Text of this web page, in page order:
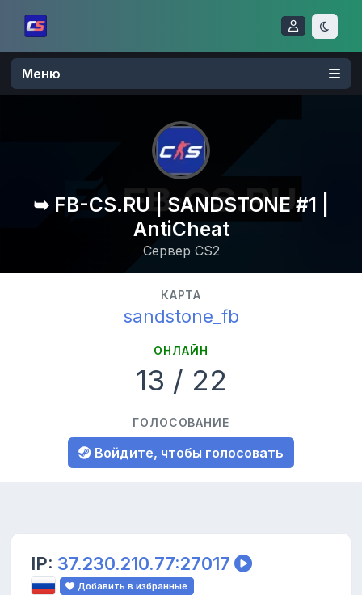
Меню
➥ FB-CS.RU | SANDSTONE #1 |
AntiCheat
Сервер CS2
КАРТА
sandstone_fb
ОНЛАЙН
13 / 22
ГОЛОСОВАНИЕ
Войдите, чтобы голосовать
IP: 37.230.210.77:27017
Добавить в избранные